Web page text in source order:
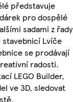
představuje
pro dospělé
sadami z řady
stavebnicí Lvíče
se prodávají
radosti.
LEGO Builder,
ve 3D, sledovat